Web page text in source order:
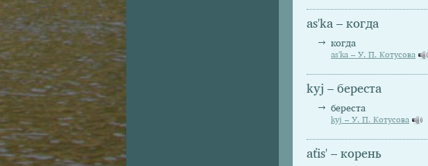
as'ka – когда
когда
as'ka – У. П. Котусова
kyj – береста
береста
kyj – У. П. Котусова
aťis' – корень